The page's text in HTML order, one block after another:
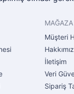
MAĞAZA
Müşteri
İletişim
Veri
Sipariş